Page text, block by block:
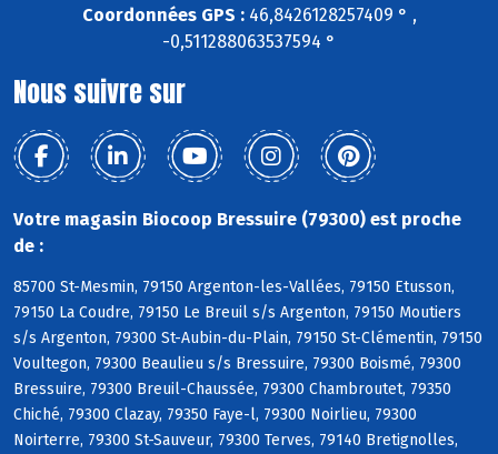
Coordonnées GPS :46,8426128257409 ° ,
-0,511288063537594 °
Nous suivre sur
Votre magasin Biocoop Bressuire (79300) est proche
de :
85700 St-Mesmin, 79150 Argenton-les-Vallées, 79150 Etusson,
79150 La Coudre, 79150 Le Breuil s/s Argenton, 79150 Moutiers
s/s Argenton, 79300 St-Aubin-du-Plain, 79150 St-Clémentin, 79150
Voultegon, 79300 Beaulieu s/s Bressuire, 79300 Boismé, 79300
Bressuire, 79300 Breuil-Chaussée, 79300 Chambroutet, 79350
Chiché, 79300 Clazay, 79350 Faye-l, 79300 Noirlieu, 79300
Noirterre, 79300 St-Sauveur, 79300 Terves, 79140 Bretignolles,